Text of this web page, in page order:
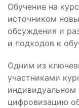
Обучение на
источником
обсуждения и
и подходов к
Одним из
участниками
индивидуальном
цифровизацию